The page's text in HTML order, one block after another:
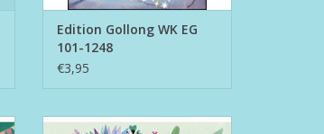
Edition Gollong WK EG
101-1248
€3,95
Postkaart Edition Gollong EG 12-